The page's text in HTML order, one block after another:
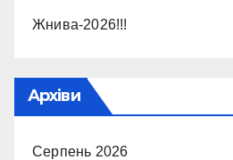
Жнива-2026!!!
Архіви
Серпень 2026